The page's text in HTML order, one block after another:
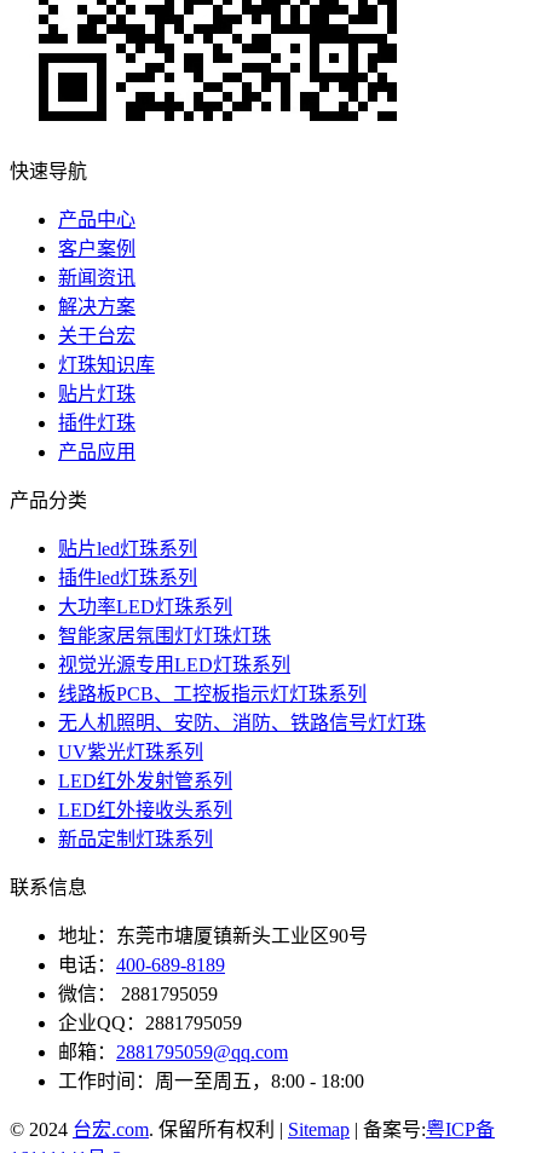
快速导航
产品中心
客户案例
新闻资讯
解决方案
关于台宏
灯珠知识库
贴片灯珠
插件灯珠
产品应用
产品分类
贴片led灯珠系列
插件led灯珠系列
大功率LED灯珠系列
智能家居氛围灯灯珠灯珠
视觉光源专用LED灯珠系列
线路板PCB、工控板指示灯灯珠系列
无人机照明、安防、消防、铁路信号灯灯珠
UV紫光灯珠系列
LED红外发射管系列
LED红外接收头系列
新品定制灯珠系列
联系信息
地址：东莞市塘厦镇新头工业区90号
电话： 400-689-8189
微信： 2881795059
企业QQ：2881795059
邮箱： 2881795059@qq.com
工作时间：周一至周五，8:00 - 18:00
© 2024 台宏.com. 保留所有权利 | Sitemap | 备案号:粤ICP备